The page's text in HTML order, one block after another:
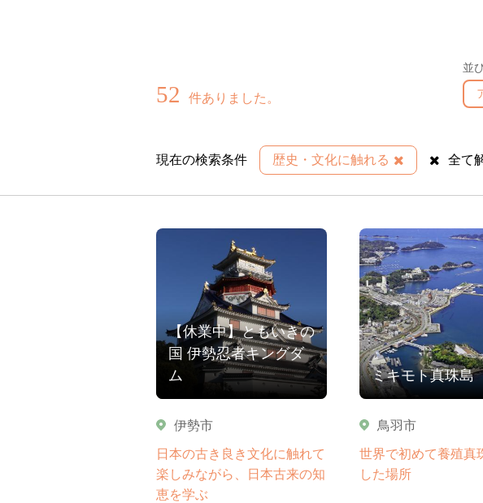
52 件ありました。
並
現在の検索条件 歴史・文化に触れる 全て
【休業中】ともいきの
国 伊勢忍者キングダ
ム
伊勢市
日本の古き良き文化に触れて
楽しみながら、日本古来の知
恵を学ぶ
ミキモト真珠島
鳥羽市
世界で初めて養殖真
した場所